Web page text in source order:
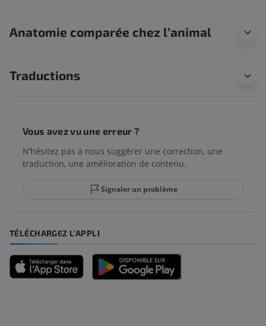
Anatomie comparée chez l’animal
Traductions
Vous avez vu une erreur ?
N’hésitez pas à nous suggérer une correction, une
traduction, une amélioration de contenu.
Signaler un problème
TÉLÉCHARGEZ L'APPLI